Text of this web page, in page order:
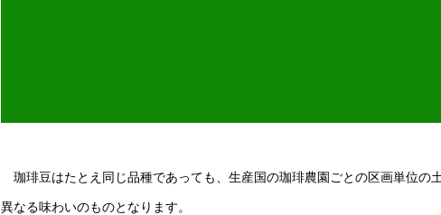
珈琲豆はたとえ同じ品種であっても、生産国の珈琲農園ごとの区画単位の
異なる味わいのものとなります。